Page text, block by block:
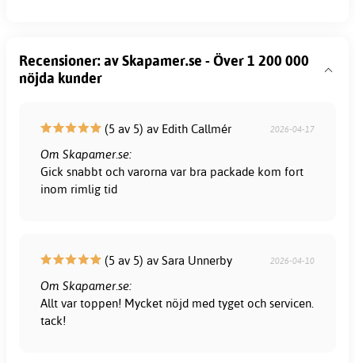
Recensioner: av Skapamer.se - Över 1 200 000
nöjda kunder
(5 av 5) av Edith Callmér 2026-04-17
Om Skapamer.se:
Gick snabbt och varorna var bra packade kom fort
inom rimlig tid
(5 av 5) av Sara Unnerby 2026-04-10
Om Skapamer.se:
Allt var toppen! Mycket nöjd med tyget och servicen.
tack!